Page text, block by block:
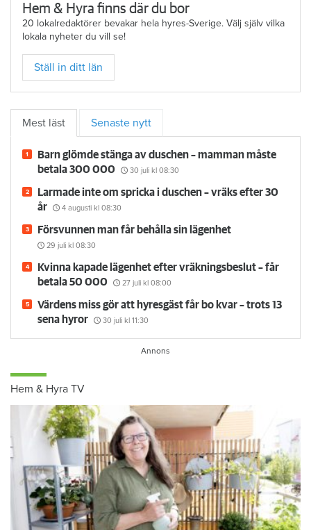
Hem & Hyra finns där du bor
20 lokalredaktörer bevakar hela hyres-Sverige. Välj själv vilka
lokala nyheter du vill se!
Ställ in ditt län
Mest läst Senaste nytt
Barn glömde stänga av duschen – mamman måste
betala 300 000
30 juli kl 08:30
Larmade inte om spricka i duschen – vräks efter 30
år
4 augusti kl 08:30
Försvunnen man får behålla sin lägenhet
29 juli kl 08:30
Kvinna kapade lägenhet efter vräkningsbeslut – får
betala 50 000
27 juli kl 08:00
Värdens miss gör att hyresgäst får bo kvar – trots 13
sena hyror
30 juli kl 11:30
Hem & Hyra TV